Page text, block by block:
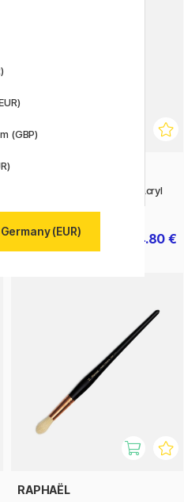
Synthetikpinsel Campus Acryl
4.80 €
RAPHAËL
(GBP)
(EUR)